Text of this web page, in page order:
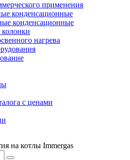
применения
конденсационные
конденсационные
нагрева
с ценами
на котлы Immergas